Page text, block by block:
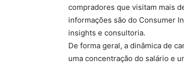
compradores que visitam mais
informações são do Consumer
insights e consultoria.
De forma geral, a dinâmica de
uma concentração do salário e